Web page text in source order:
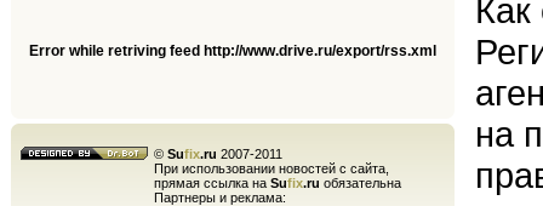
Error while retriving feed http://www.drive.ru/export/rss.xml
© Sufix.ru 2007-2011
При использовании новостей с сайта,
прямая ссылка на Sufix.ru обязательна
Партнеры и реклама:
на